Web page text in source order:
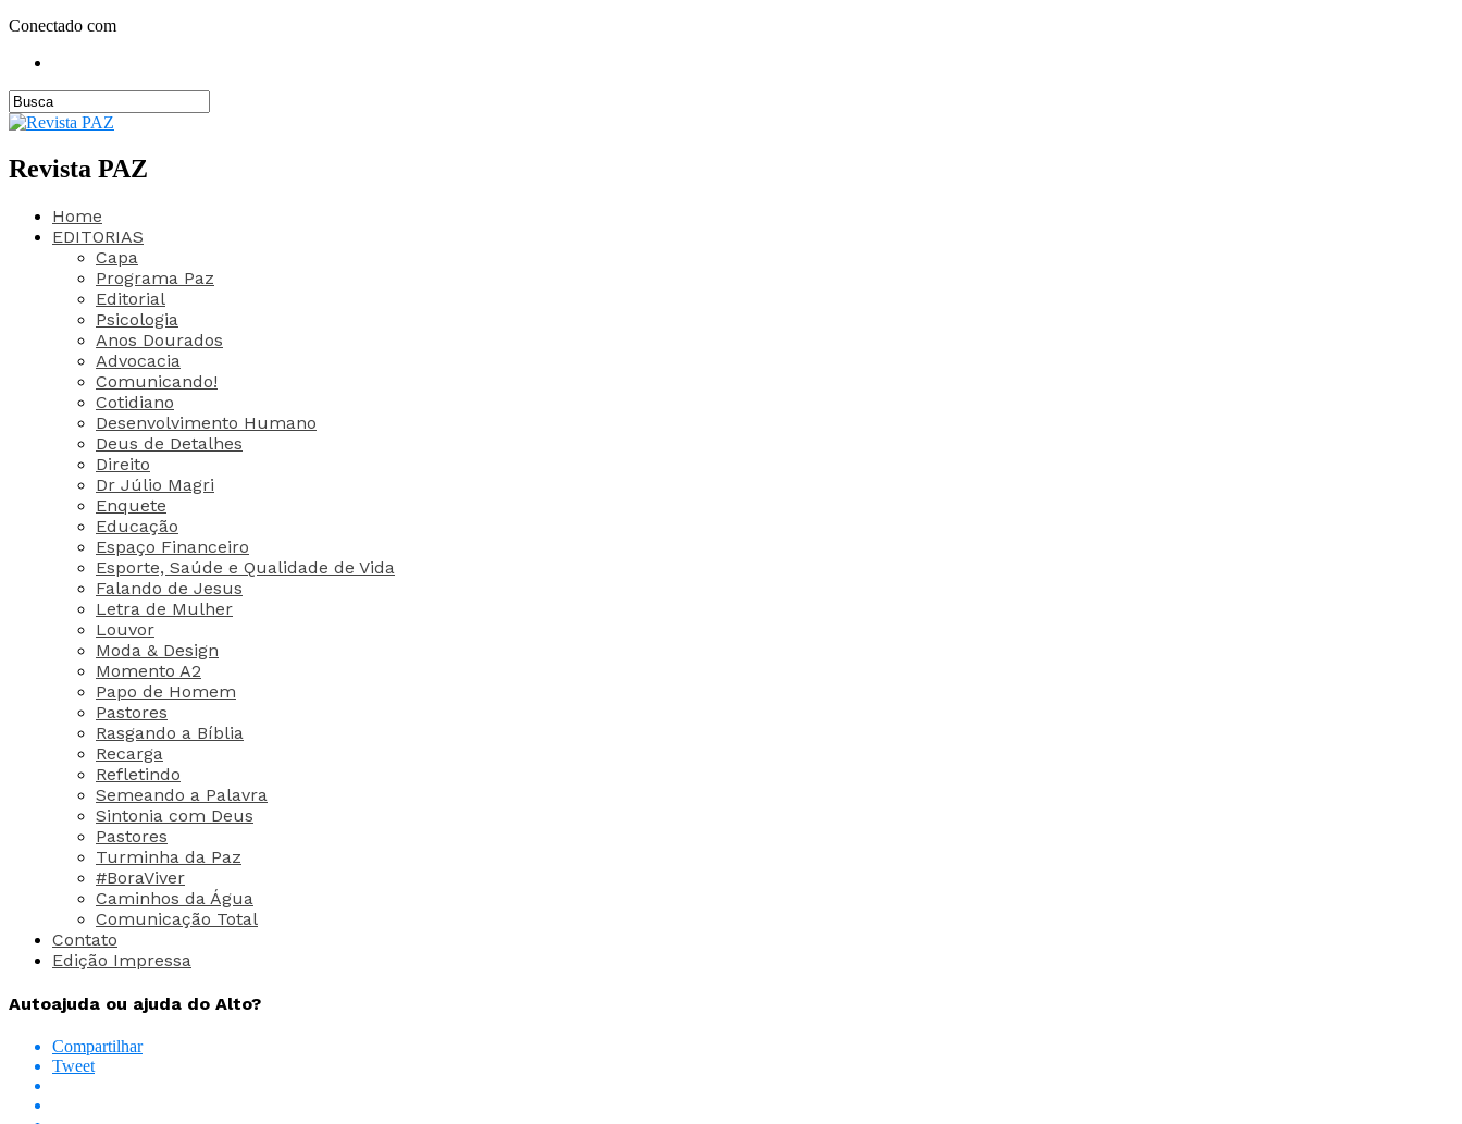
Conectado com
Revista PAZ
Home
EDITORIAS
Capa
Programa Paz
Editorial
Psicologia
Anos Dourados
Advocacia
Comunicando!
Cotidiano
Desenvolvimento Humano
Deus de Detalhes
Direito
Dr Júlio Magri
Enquete
Educação
Espaço Financeiro
Esporte, Saúde e Qualidade de Vida
Falando de Jesus
Letra de Mulher
Louvor
Moda & Design
Momento A2
Papo de Homem
Pastores
Rasgando a Bíblia
Recarga
Refletindo
Semeando a Palavra
Sintonia com Deus
Pastores
Turminha da Paz
#BoraViver
Caminhos da Água
Comunicação Total
Contato
Edição Impressa
Autoajuda ou ajuda do Alto?
Compartilhar
Tweet